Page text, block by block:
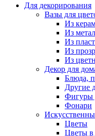
Для декорирования
Вазы для
Из
Из
Из
Из
Из
Декор для
Блюда,
Другие
Фигуры
Фонари
Цветы
Цветы в